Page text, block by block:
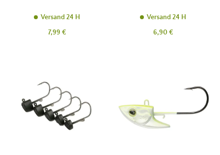
Versand 24 H
Preis
7,99 €
Versand 24 H
Preis
6,90 €